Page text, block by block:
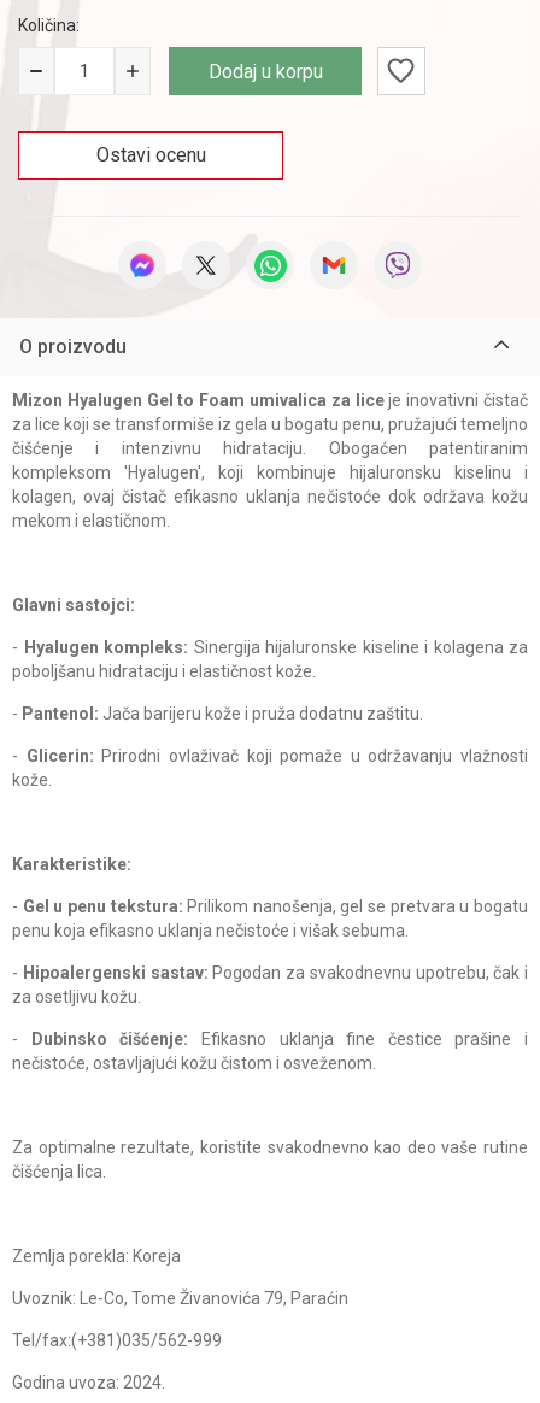
Količina:
Dodaj u korpu
Ostavi ocenu
O proizvodu
Mizon Hyalugen Gel to Foam umivalica za liceje inovativni čistač
za lice koji se transformiše iz gela u bogatu penu, pružajući temeljno
čišćenje i intenzivnu hidrataciju. Obogaćen patentiranim
kompleksom 'Hyalugen', koji kombinuje hijaluronsku kiselinu i
kolagen, ovaj čistač efikasno uklanja nečistoće dok održava kožu
mekom i elastičnom.
Glavni sastojci:
- Hyalugen kompleks: Sinergija hijaluronske kiseline i kolagena za
poboljšanu hidrataciju i elastičnost kože.
- Pantenol: Jača barijeru kože i pruža dodatnu zaštitu.
- Glicerin: Prirodni ovlaživač koji pomaže u održavanju vlažnosti
kože.
Karakteristike:
- Gel u penu tekstura: Prilikom nanošenja, gel se pretvara u bogatu
penu koja efikasno uklanja nečistoće i višak sebuma.
- Hipoalergenski sastav: Pogodan za svakodnevnu upotrebu, čak i
za osetljivu kožu.
- Dubinsko čišćenje: Efikasno uklanja fine čestice prašine i
nečistoće, ostavljajući kožu čistom i osveženom.
Za optimalne rezultate, koristite svakodnevno kao deo vaše rutine
čišćenja lica.
Zemlja porekla: Koreja
Uvoznik: Le-Co, Tome Živanovića 79, Paraćin
Tel/fax:(+381)035/562-999
Godina uvoza: 2024.